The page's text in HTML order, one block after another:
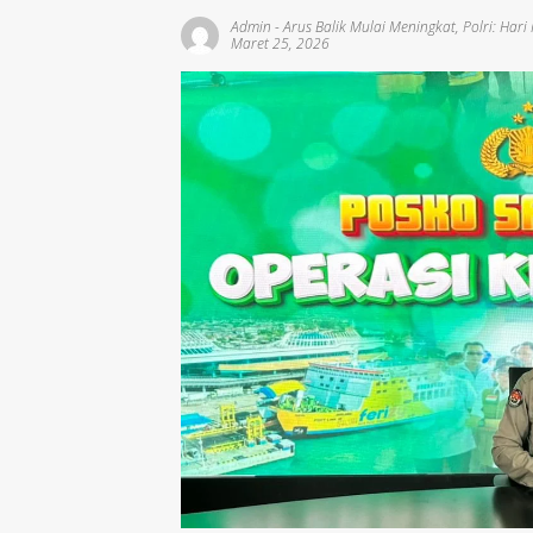
Admin -Arus Balik Mulai Meningkat, Polri: Hari
Maret 25, 2026